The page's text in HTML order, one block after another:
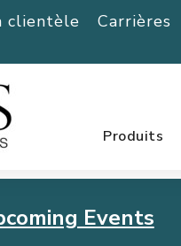
clientèle Carrières
Produits
Events